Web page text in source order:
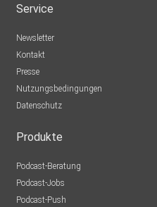
Service
Newsletter
Kontakt
Presse
Nutzungsbedingungen
Datenschutz
Produkte
Podcast-Beratung
Podcast-Jobs
Podcast-Push